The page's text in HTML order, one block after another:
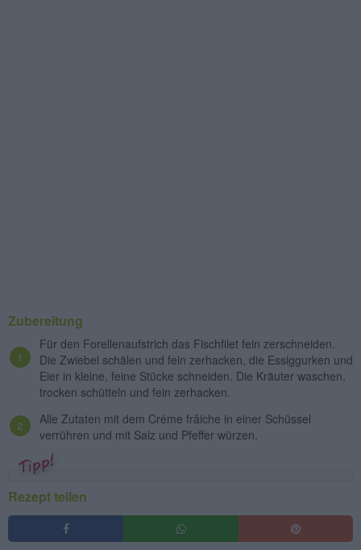
Zubereitung
Für den Forellenaufstrich das Fischfilet fein zerschneiden.
Die Zwiebel schälen und fein zerhacken, die Essiggurken und
Eier in kleine, feine Stücke schneiden. Die Kräuter waschen,
trocken schütteln und fein zerhacken.
Alle Zutaten mit dem Créme frâiche in einer Schüssel
verrühren und mit Salz und Pfeffer würzen.
Rezept teilen